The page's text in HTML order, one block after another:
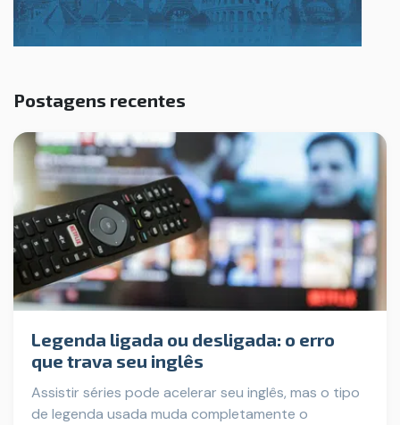
Postagens recentes
Legenda ligada ou desligada: o erro
que trava seu inglês
Assistir séries pode acelerar seu inglês, mas o tipo
de legenda usada muda completamente o